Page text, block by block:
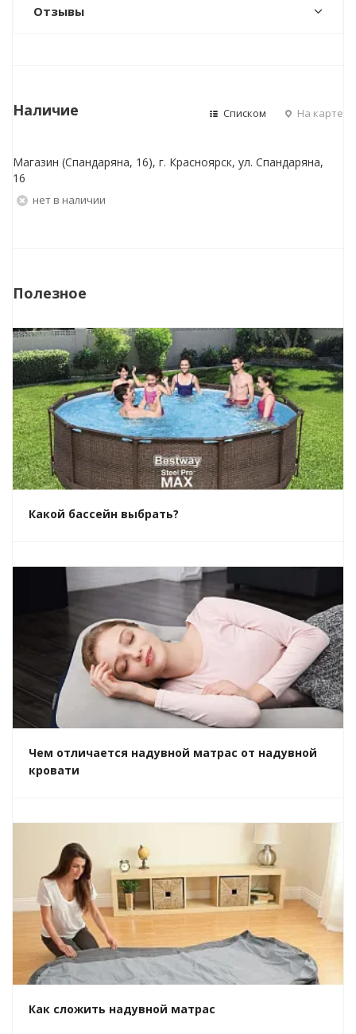
Отзывы
Наличие Списком На карте
Магазин (Спандаряна, 16), г. Красноярск, ул. Спандаряна,
16
Нет в наличии
Полезное
Какой бассейн выбрать?
Чем отличается надувной матрас от надувной
кровати
Как сложить надувной матрас